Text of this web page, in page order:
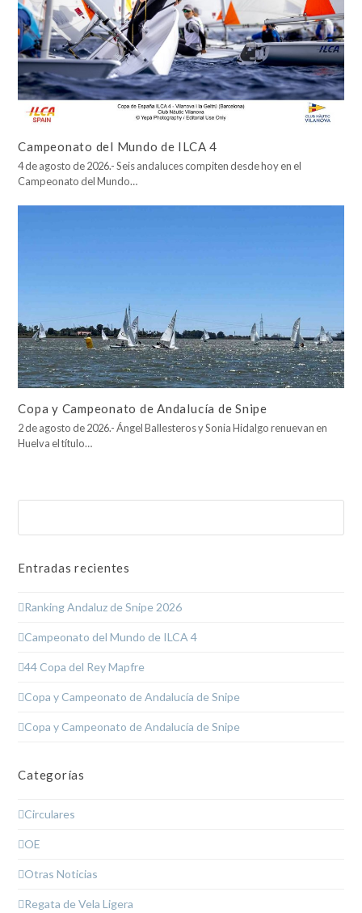
Campeonato del Mundo de ILCA 4
4 de agosto de 2026.- Seis andaluces compiten desde hoy en el
Campeonato del Mundo…
Copa y Campeonato de Andalucía de Snipe
2 de agosto de 2026.- Ángel Ballesteros y Sonia Hidalgo renuevan en
Huelva el título…
Entradas recientes
Ranking Andaluz de Snipe 2026
Campeonato del Mundo de ILCA 4
44 Copa del Rey Mapfre
Copa y Campeonato de Andalucía de Snipe
Copa y Campeonato de Andalucía de Snipe
Categorías
Circulares
OE
Otras Noticias
Regata de Vela Ligera